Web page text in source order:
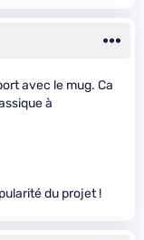
avec le mug. Ca
à
du projet !